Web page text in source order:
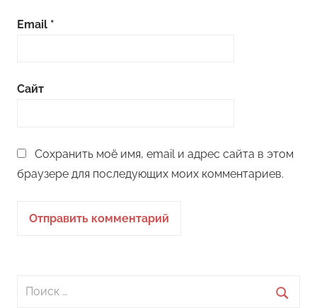
Email *
Сайт
Сохранить моё имя, email и адрес сайта в этом
браузере для последующих моих комментариев.
Поиск